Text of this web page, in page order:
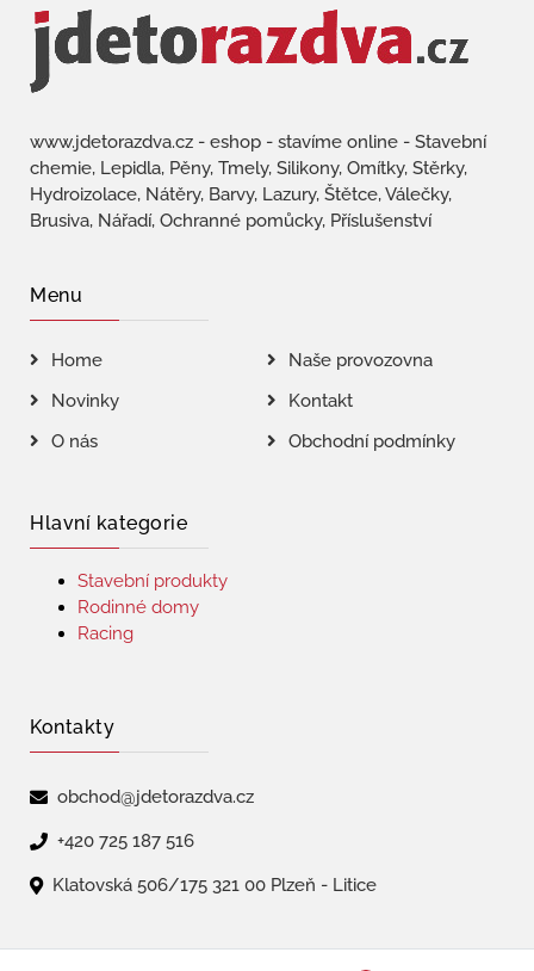
www.jdetorazdva.cz - eshop - stavíme online - Stavební
chemie, Lepidla, Pěny, Tmely, Silikony, Omítky, Stěrky,
Hydroizolace, Nátěry, Barvy, Lazury, Štětce, Válečky,
Brusiva, Nářadí, Ochranné pomůcky, Příslušenství
Menu
Home
Naše provozovna
Novinky
Kontakt
O nás
Obchodní podmínky
Hlavní kategorie
Stavební produkty
Rodinné domy
Racing
Kontakty
obchod@jdetorazdva.cz
+420 725 187 516
Klatovská 506/175 321 00 Plzeň - Litice